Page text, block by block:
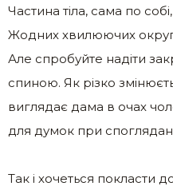
Частина тіла, сама по
Жодних хвилюючих
Але спробуйте надіти
спиною. Як різко
виглядає дама в очах
для думок при
Так і хочеться покласти